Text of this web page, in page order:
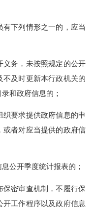
下列情形之一的，应当
务，未按照规定的公开
及时更新本行政机关的
和政府信息的；
要求提供政府信息的申
或者对应当提供的政府信
公开季度统计报表的；
密审查机制，不履行保
工作程序以及政府信息